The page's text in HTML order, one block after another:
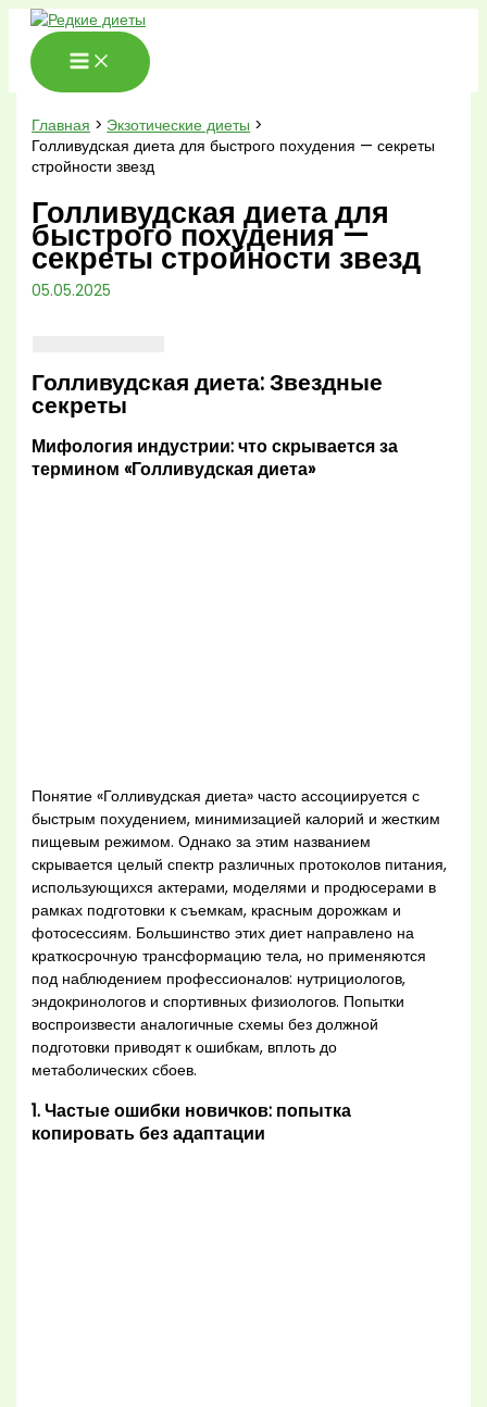
Перейти
содержимому
Главная
Экзотические диеты
Голливудская диета для быстрого похудения — секреты
стройности звезд
Голливудская диета для
быстрого похудения —
секреты стройности звезд
05.05.2025
Голливудская диета: Звездные
секреты
Мифология индустрии: что скрывается за
термином «Голливудская диета»
Понятие «Голливудская диета» часто ассоциируется с
быстрым похудением, минимизацией калорий и жестким
пищевым режимом. Однако за этим названием
скрывается целый спектр различных протоколов питания,
использующихся актерами, моделями и продюсерами в
рамках подготовки к съемкам, красным дорожкам и
фотосессиям. Большинство этих диет направлено на
краткосрочную трансформацию тела, но применяются
под наблюдением профессионалов: нутрициологов,
эндокринологов и спортивных физиологов. Попытки
воспроизвести аналогичные схемы без должной
подготовки приводят к ошибкам, вплоть до
метаболических сбоев.
1. Частые ошибки новичков: попытка
копировать без адаптации